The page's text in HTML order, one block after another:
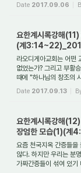
Date 2017.09.06
요한계시록강해(11)
(계
라오디게아교회는 어떤
없었는가? 그리고 부활
때에 "하나님의 창조의
Date 2017.09.13
요한계시록강해(12)
장엄한 모습(1)(
요즘 천국지옥 간증들을
않다. 하지만 우리는 분
가짜간증들이 섞여 있기